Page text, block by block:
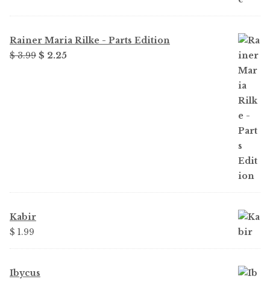
Rainer Maria Rilke - Parts Edition
$3.99 Original
$ 2.25Current
Kabir
$ 1.99
Ibycus